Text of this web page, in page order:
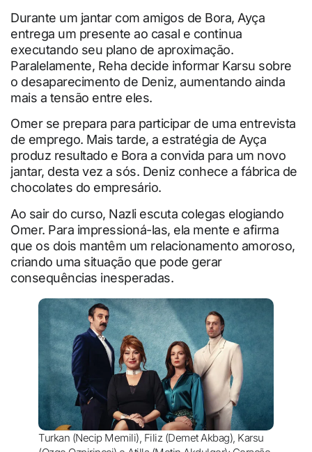
Durante um jantar com amigos de Bora, Ayça
entrega um presente ao casal e continua
executando seu plano de aproximação.
Paralelamente, Reha decide informar Karsu sobre
o desaparecimento de Deniz, aumentando ainda
mais a tensão entre eles.
Omer se prepara para participar de uma entrevista
de emprego. Mais tarde, a estratégia de Ayça
produz resultado e Bora a convida para um novo
jantar, desta vez a sós. Deniz conhece a fábrica de
chocolates do empresário.
Ao sair do curso, Nazli escuta colegas elogiando
Omer. Para impressioná-las, ela mente e afirma
que os dois mantêm um relacionamento amoroso,
criando uma situação que pode gerar
consequências inesperadas.
Turkan (Necip Memili), Filiz (Demet Akbag), Karsu